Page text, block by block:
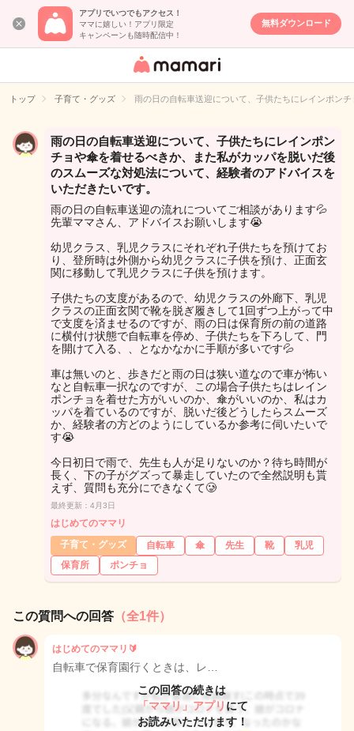
アプリでいつでもアクセス！
ママに嬉しい！アプリ限定
キャンペーンも随時配信中！
無料ダウンロード
女性専用匿名QA
イト
トップ 子育て・グッズ 雨の日の自転車送迎について、子供たちにレインポン
雨の日の自転車送迎について、子供たちにレインポン
チョや傘を着せるべきか、また私がカッパを脱いだ後
のスムーズな対処法について、経験者のアドバイスを
いただきたいです。
雨の日の自転車送迎の流れについてご相談があります💦
先輩ママさん、アドバイスお願いします😭
幼児クラス、乳児クラスにそれぞれ子供たちを預けてお
り、登所時は外側から幼児クラスに子供を預け、正面玄
関に移動して乳児クラスに子供を預けます。
子供たちの支度があるので、幼児クラスの外廊下、乳児
クラスの正面玄関で靴を脱ぎ履きして1回ずつ上がって中
で支度を済ませるのですが、雨の日は保育所の前の道路
に横付け状態で自転車を停め、子供たちを下ろして、門
を開けて入る、、となかなかに手順が多いです💦
車は無いのと、歩きだと雨の日は狭い道なので車が怖い
なと自転車一択なのですが、この場合子供たちはレイン
ポンチョを着せた方がいいのか、傘がいいのか、私はカ
ッパを着ているのですが、脱いだ後どうしたらスムーズ
か、経験者の方どのようにしているか参考に伺いたいで
す😭
今日初日で雨で、先生も人が足りないのか？待ち時間が
長く、下の子がグズって暴走していたので全然説明も貰
えず、質問も充分にできなくて🥲
最終更新：4月3日
はじめてのママリ
子育て・グッズ
自転車 傘 先生 靴
乳児
保育所
ポンチョ
この質問への回答 （全1件）
はじめてのママリ🔰
自転車で保育園行くときは、レ…
この回答の続きは
「ママリ」アプリ にて
お読みいただけます！